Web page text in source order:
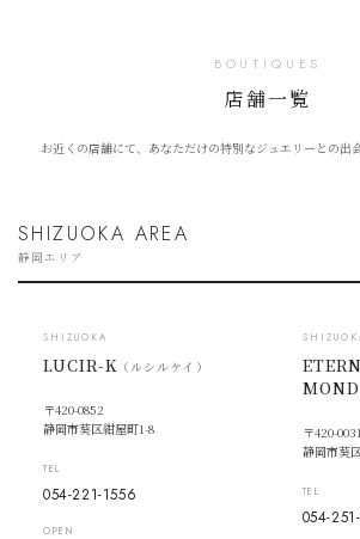
BOUTIQUES
店舗一覧
お近くの店舗にて、あなただけの特別なジュエリーとの出
SHIZUOKA AREA
静岡エリア
SHIZUOKA
LUCIR-K （ルシルケイ）
〒420-0852
静岡市葵区紺屋町1-8
TEL
054-221-1556
OPEN
〒420-0031
静岡市葵
TEL
054-